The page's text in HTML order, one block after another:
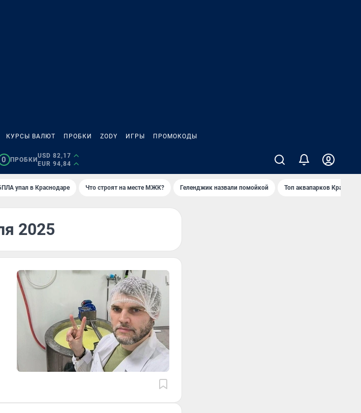
КУРСЫ ВАЛЮТ ПРОБКИ ZODY ИГРЫ ПРОМОКОДЫ
0 ПРОБКИ
USD 82,17
EUR 94,84
упал в Краснодаре Что строят на месте МЖК? Геленджик назвали помойкой Топ аквапарков
2025